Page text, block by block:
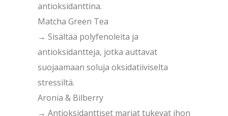
antioksidanttina.
Matcha Green Tea
→ Sisältää polyfenoleita ja
antioksidantteja, jotka auttavat
suojaamaan soluja oksidatiiviselta
stressiltä.
Aronia & Bilberry
→ Antioksidanttiset marjat tukevat ihon